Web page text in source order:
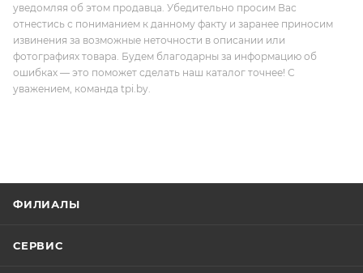
уведомляя об этом продавца. Убедительно просим Вас
отнестись с пониманием к данному факту и заранее приносим
извинения за возможные неточности в описании или
фотографиях товара. Будем благодарны за информацию об
ошибках — это поможет сделать наш каталог точнее! С
уважением, команда tpi.by.
ФИЛИАЛЫ
СЕРВИС